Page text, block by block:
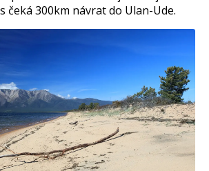
čeká 300km návrat do Ulan-Ude.